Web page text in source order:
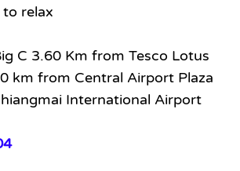
relax
C 3.60 Km from Tesco Lotus
km from Central Airport Plaza
International Airport